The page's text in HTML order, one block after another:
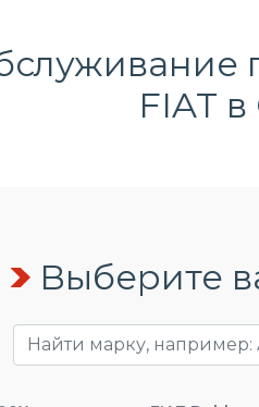
FIAT
Выберите